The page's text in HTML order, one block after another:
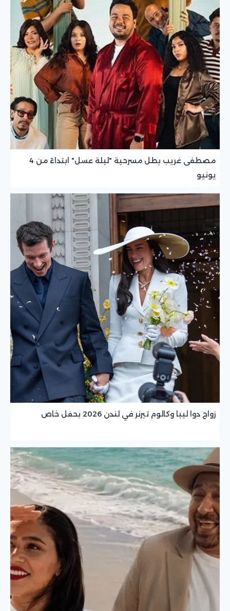
مصطفى غريب بطل مسرحية "ليلة عسل" ابتداءً من 4
يونيو
زواج دوا ليبا وكالوم تيرنر في لندن 2026 بحفل خاص